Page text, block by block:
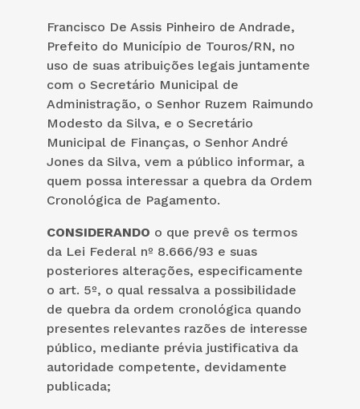
Francisco De Assis Pinheiro de Andrade,
Prefeito do Município de Touros/RN, no
uso de suas atribuições legais juntamente
com o Secretário Municipal de
Administração, o Senhor Ruzem Raimundo
Modesto da Silva, e o Secretário
Municipal de Finanças, o Senhor André
Jones da Silva, vem a público informar, a
quem possa interessar a quebra da Ordem
Cronológica de Pagamento.
CONSIDERANDO o que prevê os termos
da Lei Federal nº 8.666/93 e suas
posteriores alterações, especificamente
o art. 5º, o qual ressalva a possibilidade
de quebra da ordem cronológica quando
presentes relevantes razões de interesse
público, mediante prévia justificativa da
autoridade competente, devidamente
publicada;